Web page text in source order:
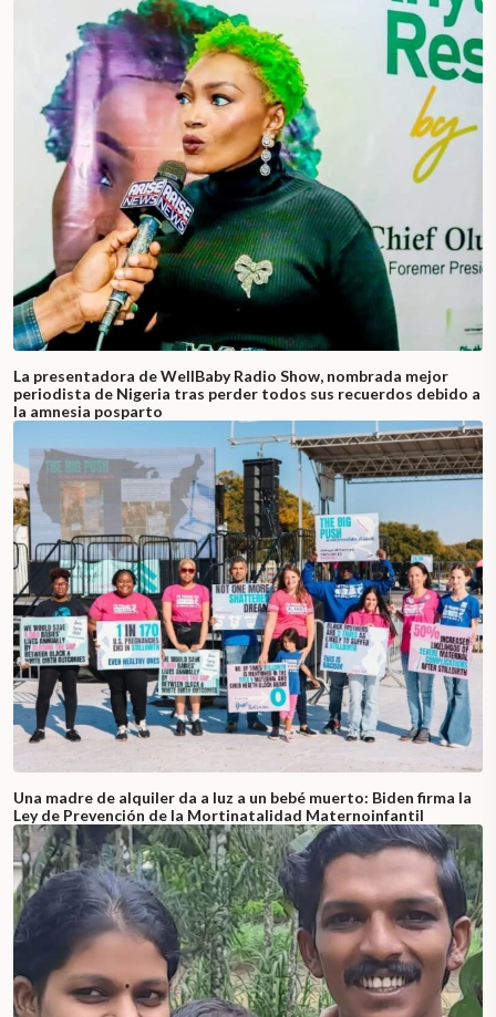
La presentadora de WellBaby Radio Show, nombrada mejor
periodista de Nigeria tras perder todos sus recuerdos debido a
la amnesia posparto
Una madre de alquiler da a luz a un bebé muerto: Biden firma la
Ley de Prevención de la Mortinatalidad Maternoinfantil